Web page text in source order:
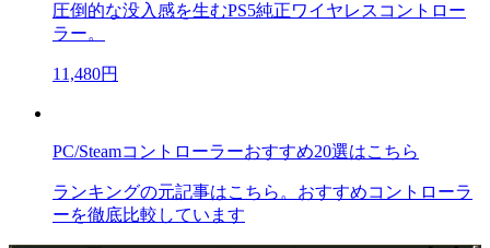
圧倒的な没入感を生むPS5純正ワイヤレスコントロー
ラー。
11,480円
PC/Steamコントローラーおすすめ20選はこちら
ランキングの元記事はこちら。おすすめコントローラ
ーを徹底比較しています